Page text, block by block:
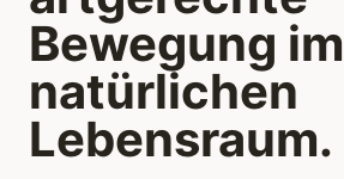
Bewegung im
natürlichen
Lebensraum.